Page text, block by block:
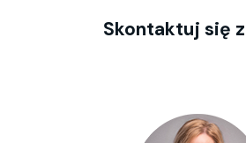
Skontaktuj się